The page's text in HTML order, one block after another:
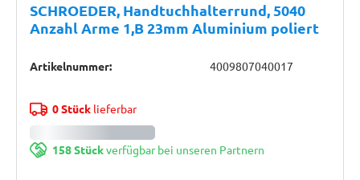
SCHROEDER, Handtuchhalterrund, 5040
Anzahl Arme 1,B 23mm Aluminium poliert
Artikelnummer: 4009807040017
0 Stücklieferbar
158 Stückverfügbar bei unseren Partnern